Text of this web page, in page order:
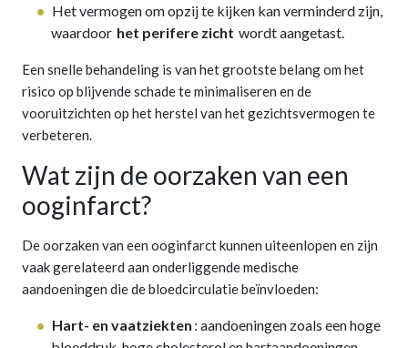
Het vermogen om opzij te kijken kan verminderd zijn,
waardoor het perifere zicht wordt aangetast.
Een snelle behandeling is van het grootste belang om het
risico op blijvende schade te minimaliseren en de
vooruitzichten op het herstel van het gezichtsvermogen te
verbeteren.
Wat zijn de oorzaken van een
ooginfarct?
De oorzaken van een ooginfarct kunnen uiteenlopen en zijn
vaak gerelateerd aan onderliggende medische
aandoeningen die de bloedcirculatie beïnvloeden:
Hart- en vaatziekten : aandoeningen zoals een hoge